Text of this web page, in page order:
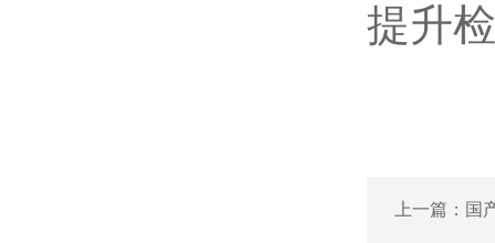
提升
上一篇： 国